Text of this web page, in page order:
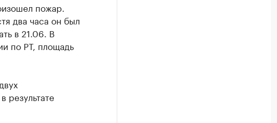
пожар.
два часа он был
в 21.06. В
по РТ, площадь
результате